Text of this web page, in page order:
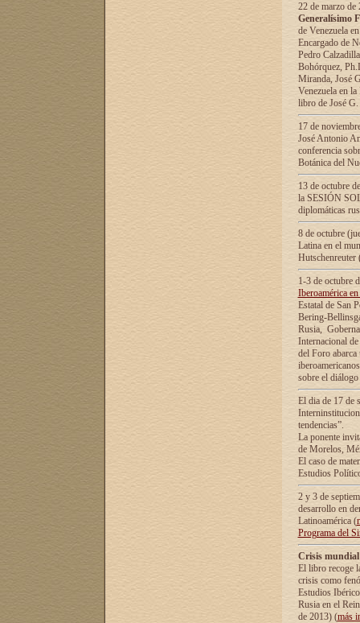
22 de marzo
Generalísimo
de Venezuela
Encargado de
Pedro
Bohórquez,
Miranda, José
Venezuela en
libro de José
17 de
José Antonio
conferencia
Botánica del
13 de octubre
la SESIÓN
diplomáticas
8 de octubre
Latina en el
1-3 de octubre
Iberoamérica
Estatal de San
Bering-
Rusia,
Internacional
del Foro
sobre el
El dia de 17 de
tendencias”.
La ponente
de Morelos,
El caso de
Estudios
2 y 3 de
desarrollo en
Latinoamérica (
Programa del
Crisis
El libro recoge
crisis como
Estudios
Rusia en el
de 2013) (más